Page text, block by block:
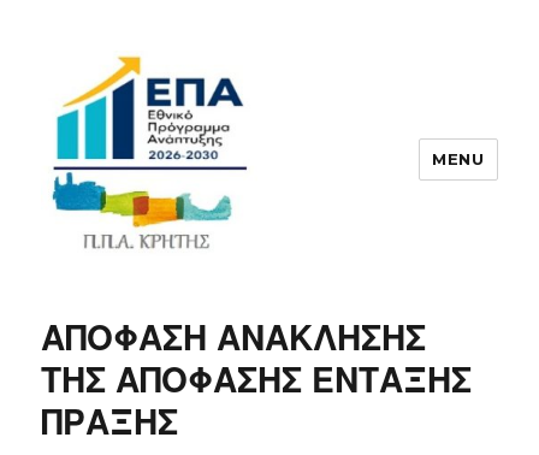
MENU
ΑΠΟΦΑΣΗ ΑΝΑΚΛΗΣΗΣ
ΤΗΣ ΑΠΟΦΑΣΗΣ ΕΝΤΑΞΗΣ
ΠΡΑΞΗΣ